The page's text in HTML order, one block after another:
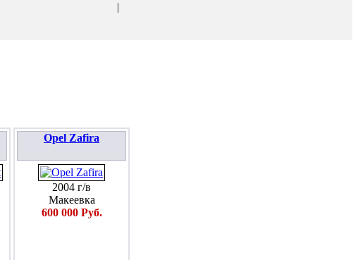
|
Opel Zafira
2004 г/в
Макеевка
600 000 Руб.